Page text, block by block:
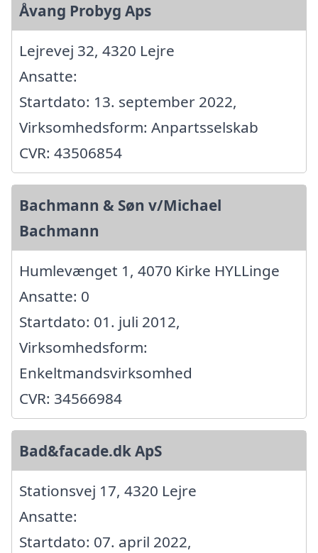
Åvang Probyg Aps
Lejrevej 32, 4320 Lejre
Ansatte:
Startdato: 13. september 2022,
Virksomhedsform: Anpartsselskab
CVR: 43506854
Bachmann & Søn v/Michael
Bachmann
Humlevænget 1, 4070 Kirke HYLLinge
Ansatte: 0
Startdato: 01. juli 2012,
Virksomhedsform:
Enkeltmandsvirksomhed
CVR: 34566984
Bad&facade.dk ApS
Stationsvej 17, 4320 Lejre
Ansatte:
Startdato: 07. april 2022,